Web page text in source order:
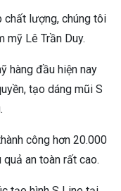
chất lượng, chúng tôi
mỹ Lê Trần Duy.
hàng đầu hiện nay
tạo dáng mũi S
công hơn 20.000
an toàn rất cao.